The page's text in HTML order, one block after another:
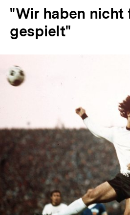
"Wir haben nicht
gespielt"
In